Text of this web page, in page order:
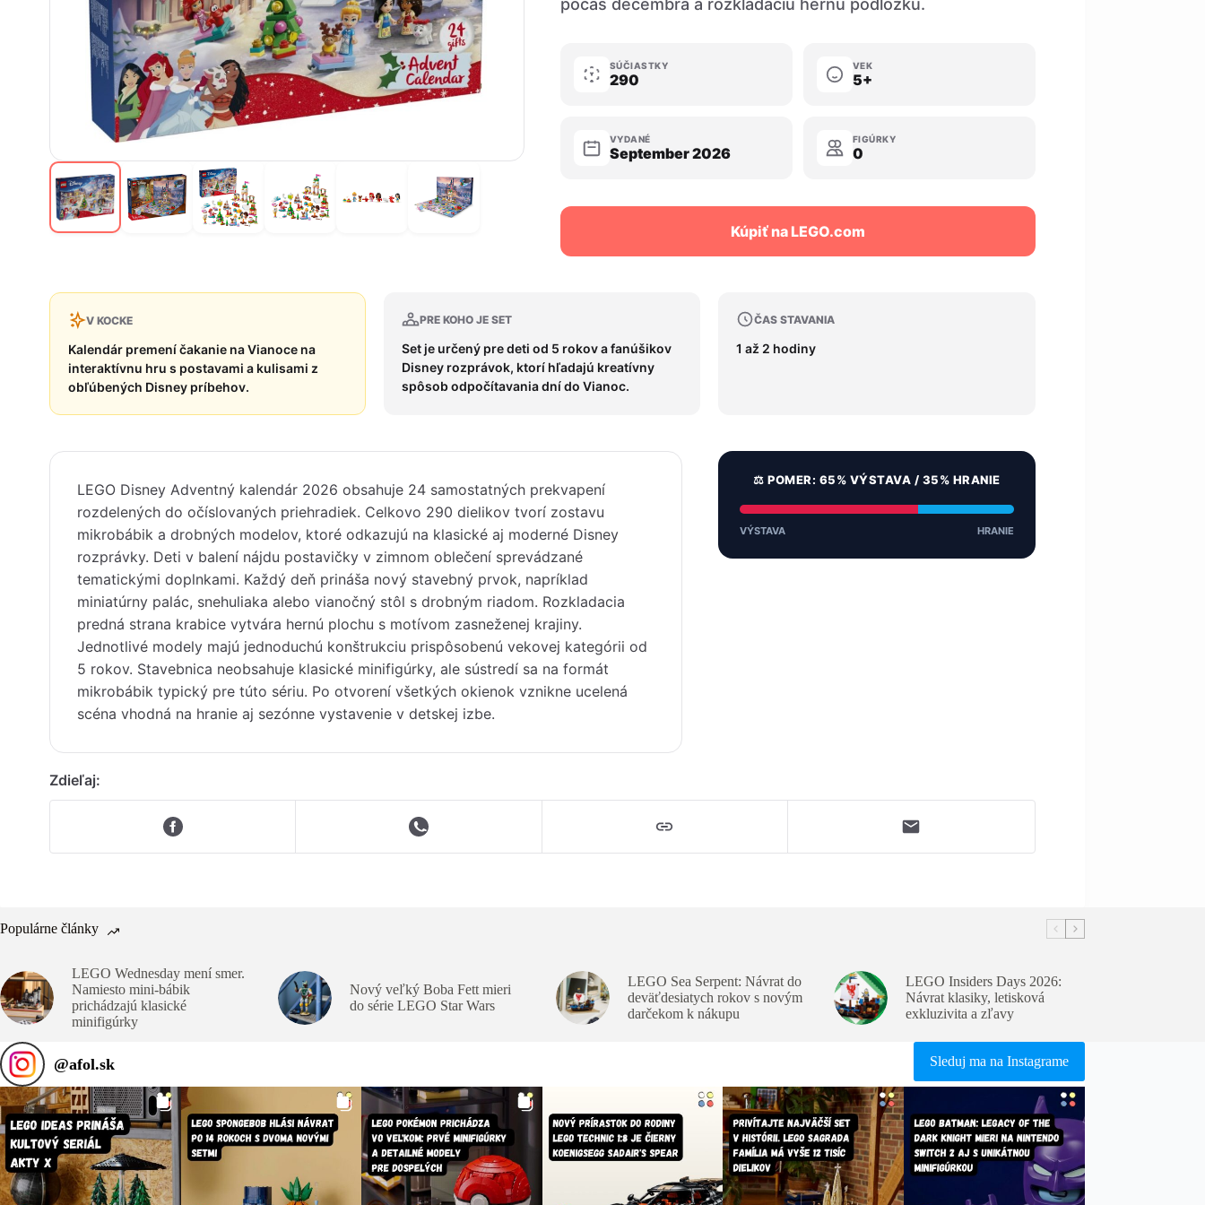
počas decembra a rozkladaciu hernú podložku.
SÚČIASTKY
290
VEK
5+
VYDANÉ
September 2026
FIGÚRKY
0
Kúpiť na LEGO.com
V KOCKE
Kalendár premení čakanie na Vianoce na
interaktívnu hru s postavami a kulisami z
obľúbených Disney príbehov.
PRE KOHO JE SET
Set je určený pre deti od 5 rokov a fanúšikov
Disney rozprávok, ktorí hľadajú kreatívny
spôsob odpočítavania dní do Vianoc.
ČAS STAVANIA
1 až 2 hodiny
LEGO Disney Adventný kalendár 2026 obsahuje 24 samostatných prekvapení
rozdelených do očíslovaných priehradiek. Celkovo 290 dielikov tvorí zostavu
mikrobábik a drobných modelov, ktoré odkazujú na klasické aj moderné Disney
rozprávky. Deti v balení nájdu postavičky v zimnom oblečení sprevádzané
tematickými doplnkami. Každý deň prináša nový stavebný prvok, napríklad
miniatúrny palác, snehuliaka alebo vianočný stôl s drobným riadom. Rozkladacia
predná strana krabice vytvára hernú plochu s motívom zasneženej krajiny.
Jednotlivé modely majú jednoduchú konštrukciu prispôsobenú vekovej kategórii od
5 rokov. Stavebnica neobsahuje klasické minifigúrky, ale sústredí sa na formát
mikrobábik typický pre túto sériu. Po otvorení všetkých okienok vznikne ucelená
scéna vhodná na hranie aj sezónne vystavenie v detskej izbe.
⚖️ POMER: 65% VÝSTAVA / 35% HRANIE
VÝSTAVA HRANIE
Zdieľaj:
Populárne články
LEGO Wednesday mení smer.
Namiesto mini-bábik
prichádzajú klasické
minifigúrky
Nový veľký Boba Fett mieri
do série LEGO Star Wars
LEGO Sea Serpent: Návrat do
deväťdesiatych rokov s novým
darčekom k nákupu
LEGO Insiders Days 2026:
Návrat klasiky, letisková
exkluzivita a zľavy
@afol.sk Sleduj ma na Instagrame